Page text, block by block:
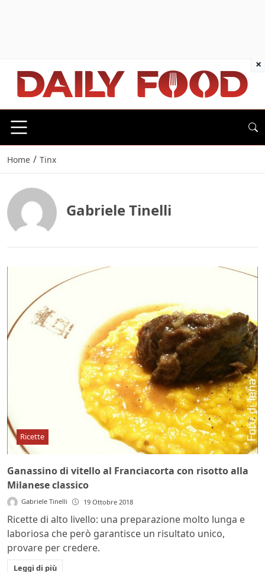
Home / Tinx
Gabriele Tinelli
Ricette
Ganassino di vitello al Franciacorta con risotto alla
Milanese classico
Gabriele Tinelli 19 Ottobre 2018
Ricette di alto livello: una preparazione molto lunga e
laboriosa che però garantisce un risultato unico,
provare per credere.
Leggi di più
×